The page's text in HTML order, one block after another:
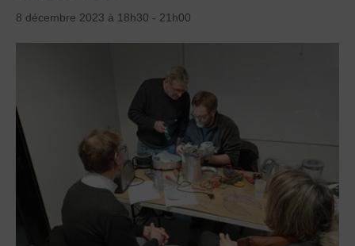
8 décembre 2023 à 18h30 - 21h00